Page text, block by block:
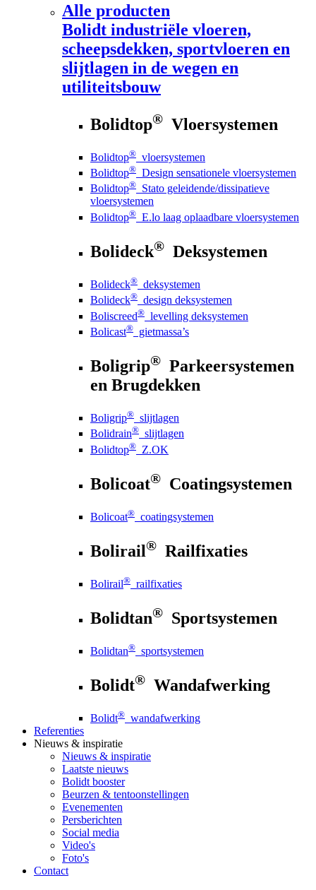
Alle producten
Bolidt industriële vloeren,
scheepsdekken, sportvloeren en
slijtlagen in de wegen en
utiliteitsbouw
Bolidtop® Vloersystemen
Bolidtop® vloersystemen
Bolidtop® Design sensationele vloersystemen
Bolidtop® Stato geleidende/dissipatieve
vloersystemen
Bolidtop® E.lo laag oplaadbare vloersystemen
Bolideck® Deksystemen
Bolideck® deksystemen
Bolideck® design deksystemen
Boliscreed® levelling deksystemen
Bolicast® gietmassa’s
Boligrip® Parkeersystemen
en Brugdekken
Boligrip® slijtlagen
Bolidrain® slijtlagen
Bolidtop® Z.OK
Bolicoat® Coatingsystemen
Bolicoat® coatingsystemen
Bolirail® Railfixaties
Bolirail® railfixaties
Bolidtan® Sportsystemen
Bolidtan® sportsystemen
Bolidt® Wandafwerking
Bolidt® wandafwerking
Referenties
Nieuws & inspiratie
Nieuws & inspiratie
Laatste nieuws
Bolidt booster
Beurzen & tentoonstellingen
Evenementen
Persberichten
Social media
Video's
Foto's
Contact